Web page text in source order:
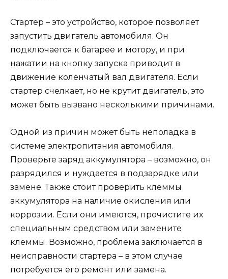
Стартер – это устройство, которое позволяет
запустить двигатель автомобиля. Он
подключается к батарее и мотору, и при
нажатии на кнопку запуска приводит в
движение коленчатый вал двигателя. Если
стартер счелкает, но не крутит двигатель, это
может быть вызвано несколькими причинами.
Одной из причин может быть неполадка в
системе электропитания автомобиля.
Проверьте заряд аккумулятора – возможно, он
разрядился и нуждается в подзарядке или
замене. Также стоит проверить клеммы
аккумулятора на наличие окисления или
коррозии. Если они имеются, прочистите их
специальным средством или замените
клеммы. Возможно, проблема заключается в
неисправности стартера – в этом случае
потребуется его ремонт или замена.